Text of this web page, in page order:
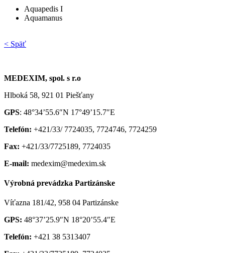
Aquapedis I
Aquamanus
< Späť
MEDEXIM, spol. s r.o
Hlboká 58, 921 01 Piešťany
GPS: 48°34’55.6″N 17°49’15.7″E
Telefón: +421/33/ 7724035, 7724746, 7724259
Fax: +421/33/7725189, 7724035
E-mail: medexim@medexim.sk
Výrobná prevádzka Partizánske
Víťazna 181/42, 958 04 Partizánske
GPS: 48°37’25.9″N 18°20’55.4″E
Telefón: +421 38 5313407